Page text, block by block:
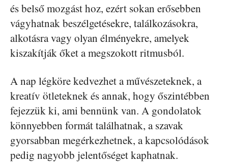
és belső mozgást hoz, ezért sokan erősebben
vágyhatnak beszélgetésekre, találkozásokra,
alkotásra vagy olyan élményekre, amelyek
kiszakítják őket a megszokott ritmusból.
A nap légköre kedvezhet a művészeteknek, a
kreatív ötleteknek és annak, hogy őszintébben
fejezzük ki, ami bennünk van. A gondolatok
könnyebben formát találhatnak, a szavak
gyorsabban megérkezhetnek, a kapcsolódások
pedig nagyobb jelentőséget kaphatnak.